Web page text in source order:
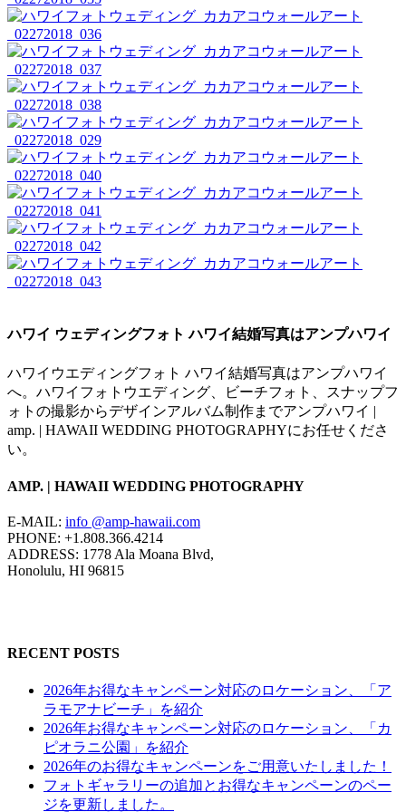
ハワイ ウェディングフォト ハワイ結婚写真はアンプハワイ
ハワイウエディングフォト ハワイ結婚写真はアンプハワイ
へ。ハワイフォトウエディング、ビーチフォト、スナップフ
ォトの撮影からデザインアルバム制作までアンプハワイ |
amp. | HAWAII WEDDING PHOTOGRAPHYにお任せくださ
い。
AMP. | HAWAII WEDDING PHOTOGRAPHY
E-MAIL: info @amp-hawaii.com
PHONE: +1.808.366.4214
ADDRESS: 1778 Ala Moana Blvd,
Honolulu, HI 96815
RECENT POSTS
2026年お得なキャンペーン対応のロケーション、「ア
ラモアナビーチ」を紹介
2026年お得なキャンペーン対応のロケーション、「カ
ピオラニ公園」を紹介
2026年のお得なキャンペーンをご用意いたしました！
フォトギャラリーの追加とお得なキャンペーンのペー
ジを更新しました。